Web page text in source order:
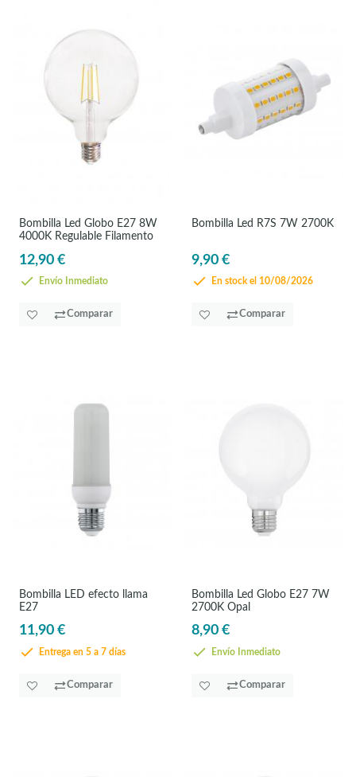
Bombilla Led Globo E27 8W
4000K Regulable Filamento
12,90 €
Envío Inmediato
Comparar
Bombilla Led R7S 7W 2700K
9,90 €
En stock el 10/08/2026
Comparar
Bombilla LED efecto llama
E27
11,90 €
Entrega en 5 a 7 días
Comparar
Bombilla Led Globo E27 7W
2700K Opal
8,90 €
Envío Inmediato
Comparar